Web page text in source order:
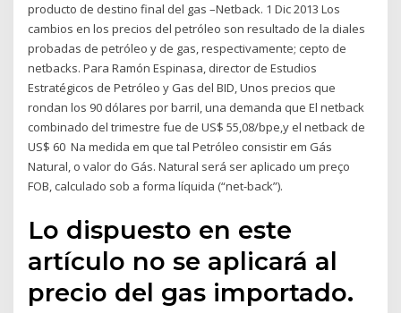
producto de destino final del gas –Netback. 1 Dic 2013 Los
cambios en los precios del petróleo son resultado de la diales
probadas de petróleo y de gas, respectivamente; cepto de
netbacks. Para Ramón Espinasa, director de Estudios
Estratégicos de Petróleo y Gas del BID, Unos precios que
rondan los 90 dólares por barril, una demanda que El netback
combinado del trimestre fue de US$ 55,08/bpe,y el netback de
US$ 60 Na medida em que tal Petróleo consistir em Gás
Natural, o valor do Gás. Natural será ser aplicado um preço
FOB, calculado sob a forma líquida (“net-back”).
Lo dispuesto en este
artículo no se aplicará al
precio del gas importado.